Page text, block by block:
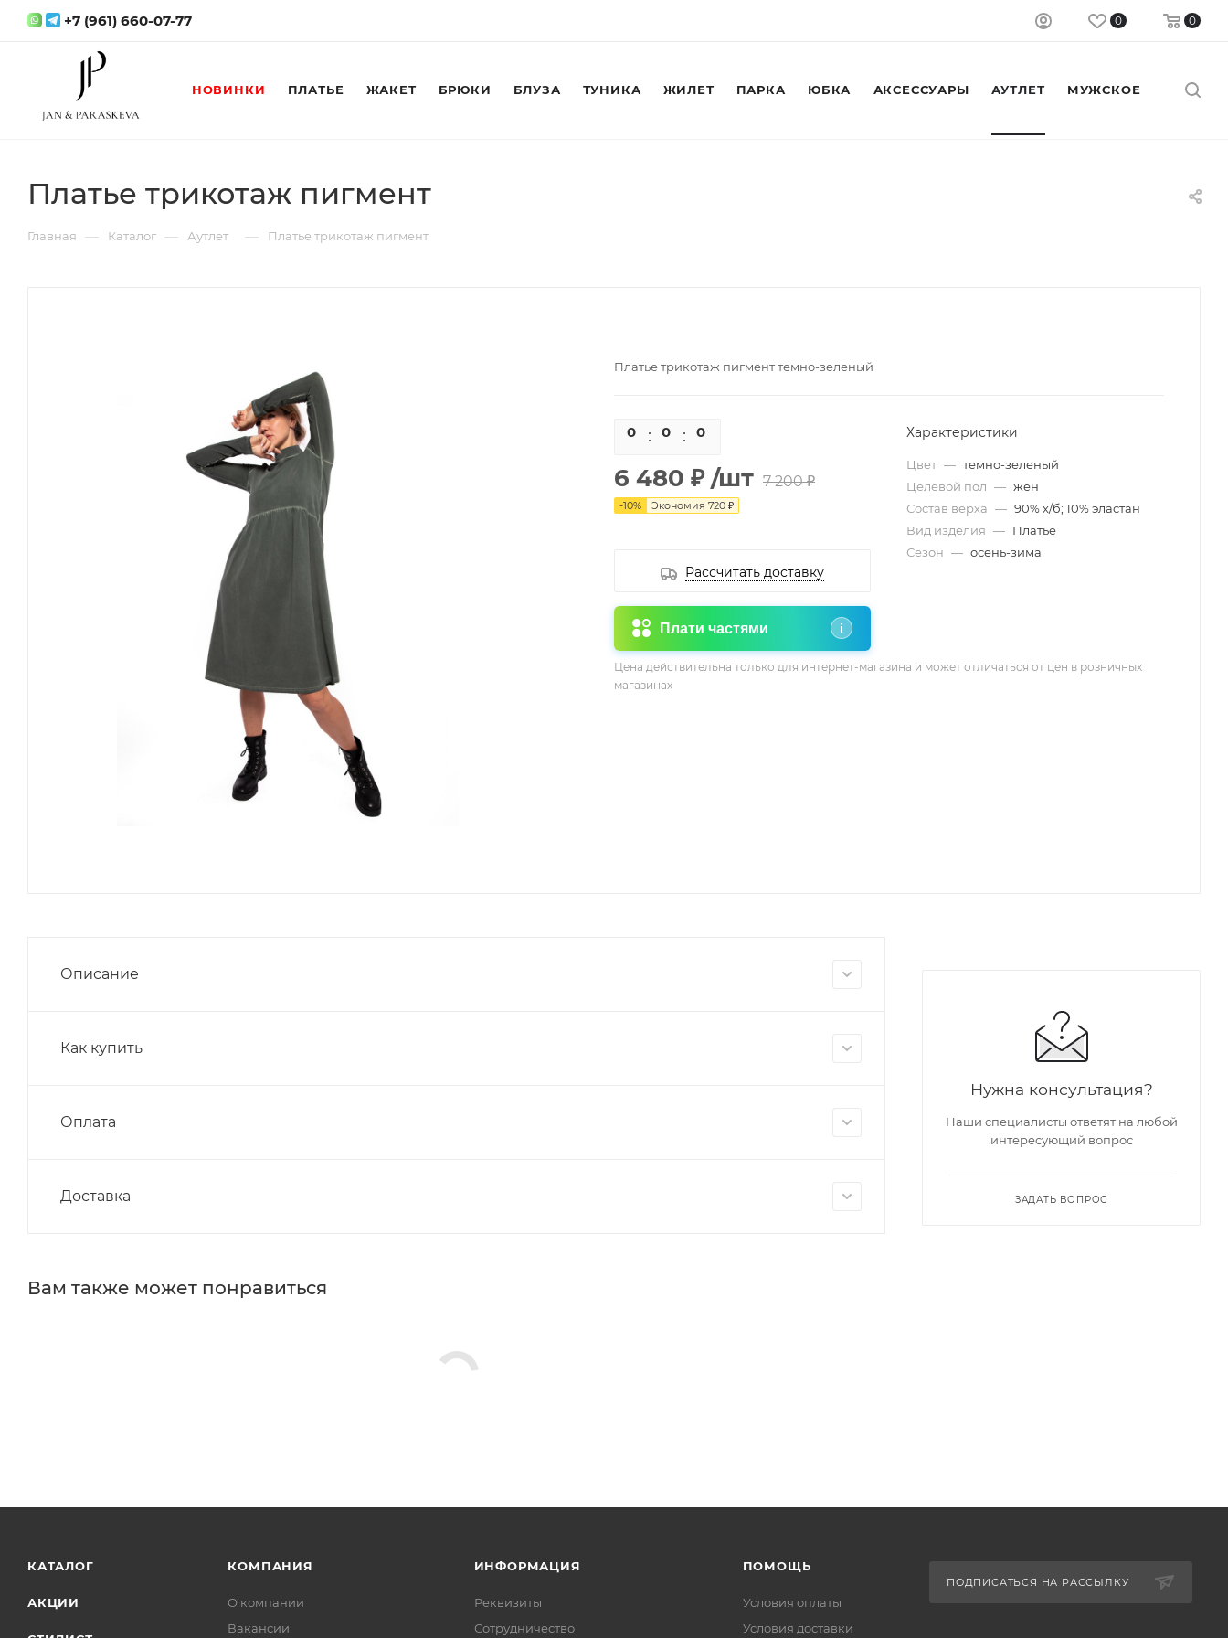
+7 (961) 660-07-77 0 0
НОВИНКИ ПЛАТЬЕ ЖАКЕТ БРЮКИ БЛУЗА ТУНИКА ЖИЛЕТ ПАРКА ЮБКА АКСЕССУАРЫ АУТЛЕТ МУЖСКОЕ
Платье трикотаж пигмент
Главная — Каталог — Аутлет — Платье трикотаж пигмент
Платье трикотаж пигмент темно-зеленый
0 0 0
6 480 ₽ /шт 7 200 ₽
-10% Экономия 720 ₽
Рассчитать доставку
Плати частями i
Характеристики
Цвет — темно-зеленый
Целевой пол — жен
Состав верха — 90% х/б; 10% эластан
Вид изделия — Платье
Сезон — осень-зима
Цена действительна только для интернет-магазина и может отличаться от цен в розничных
магазинах
Описание
Как купить
Оплата
Доставка
Вам также может понравиться
Нужна консультация?
Наши специалисты ответят на любой
интересующий вопрос
ЗАДАТЬ ВОПРОС
КАТАЛОГ
АКЦИИ
КОМПАНИЯ
О компании
Вакансии
ИНФОРМАЦИЯ
Реквизиты
Сотрудничество
ПОМОЩЬ
Условия оплаты
Условия доставки
ПОДПИСАТЬСЯ НА РАССЫЛКУ